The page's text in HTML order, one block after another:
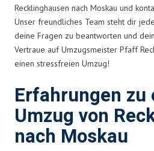
Recklinghausen nach Moskau und
Unser freundliches Team steht dir
deine Fragen zu beantworten und
Vertraue auf Umzugsmeister Pfaff
einen stressfreien Umzug!
Erfahrungen zu
Umzug von
nach Moskau